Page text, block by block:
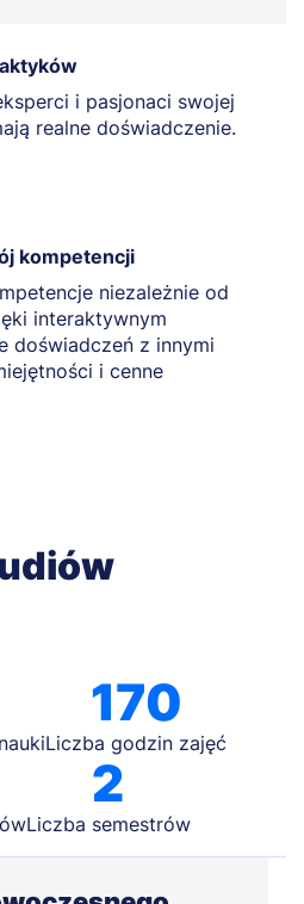
i pasjonaci swojej
realne doświadczenie.
kompetencji
niezależnie od
interaktywnym
doświadczeń z innymi
i cenne
170
Liczba godzin zajęć
2
Liczba semestrów